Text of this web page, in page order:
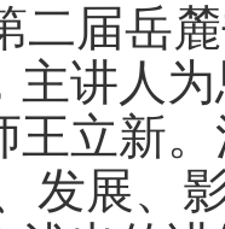
二届岳
主讲人
王立新
发展、